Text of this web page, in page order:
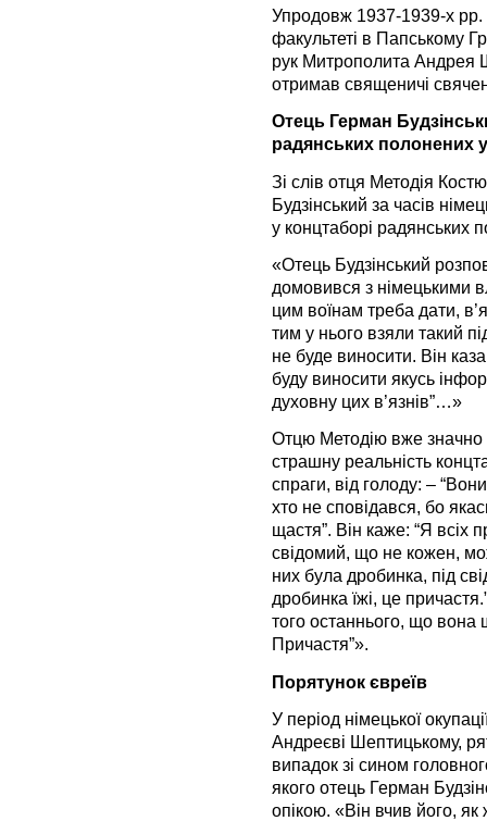
Упродовж 1937-1939-х рр.
факультеті в Папському
рук Митрополита Андрея
отримав священичі
Отець Герман
радянських полонених
Зі слів отця Методія
Будзінський за часів
у концтаборі радянських
«Отець Будзінський
домовився з німецькими
цим воїнам треба дати,
тим у нього взяли такий
не буде виносити. Він
буду виносити якусь
духовну цих в’язнів”…»
Отцю Методію вже значно
страшну реальність
спраги, від голоду: –
хто не сповідався, бо
щастя”. Він каже: “Я всіх
свідомий, що не кожен,
них була дробинка, під
дробинка їжі, це
того останнього, що вона
Причастя”».
Порятунок євреїв
У період німецької
Андреєві Шептицькому,
випадок зі сином
якого отець Герман
опікою. «Він вчив його, як